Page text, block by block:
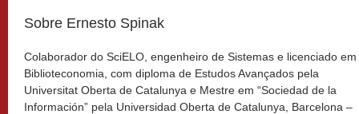
Sobre Ernesto Spinak
Colaborador do SciELO, engenheiro de Sistemas e licenciado em
Biblioteconomia, com diploma de Estudos Avançados pela
Universitat Oberta de Catalunya e Mestre em “Sociedad de la
Información” pela Universidad Oberta de Catalunya, Barcelona –